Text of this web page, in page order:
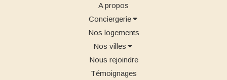
A propos
Conciergerie
Nos logements
Nos villes
Nous rejoindre
Témoignages